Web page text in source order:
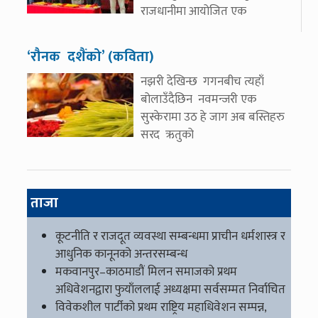
राजधानीमा आयोजित एक
‘रौनक दशैंको’ (कविता)
नझरी देखिन्छ गगनबीच त्यहाँ
बोलाउँदैछिन नवमन्जरी एक
सुस्केरामा उठ हे जाग अब बस्तिहरु
सरद ऋतुको
ताजा
कूटनीति र राजदूत व्यवस्था सम्बन्धमा प्राचीन धर्मशास्त्र र
आधुनिक कानूनको अन्तरसम्बन्ध
मकवानपुर–काठमाडौं मिलन समाजको प्रथम
अधिवेशनद्वारा फुयाँललाई अध्यक्षमा सर्वसम्मत निर्वाचित
विवेकशील पार्टीको प्रथम राष्ट्रिय महाधिवेशन सम्पन्न,